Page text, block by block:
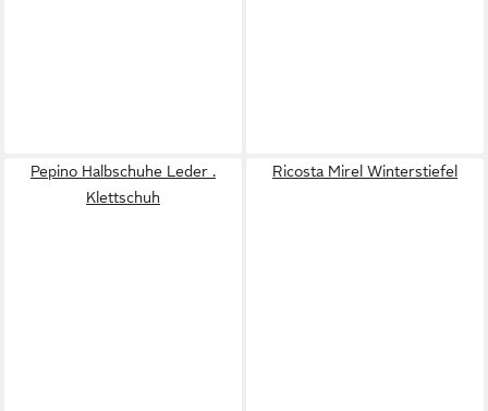
Pepino Halbschuhe Leder .
Klettschuh
Ricosta Mirel Winterstiefel